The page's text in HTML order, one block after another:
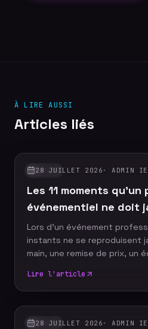
À LIRE AUSSI
Articles liés
GUIDES
28 JUILLET 2026 ·ADMIN
Les 11 moments
événementiel ne doit
Lors d'un événement
instants ne se reproduisent
main, une remise de prix, un
emblématiques de votre
photographe événementiel
anticiper ces moments
votre événement à travers
Lire l'article
GUIDES
28 JUILLET 2026 ·ADMIN